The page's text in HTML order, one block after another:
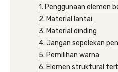
1. Penggunaan elemen
2. Material lantai
3. Material dinding
4. Jangan sepelekan
5. Pemilihan warna
6. Elemen struktural